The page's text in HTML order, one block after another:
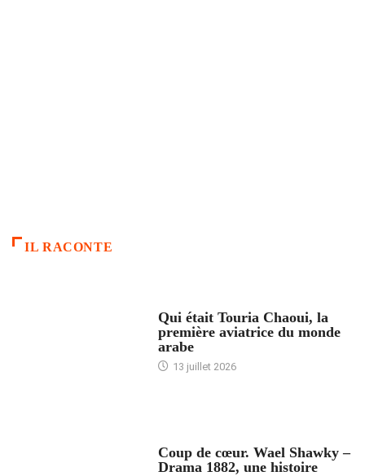
IL RACONTE
Qui était Touria Chaoui, la
première aviatrice du monde
arabe
13 juillet 2026
Coup de cœur. Wael Shawky –
Drama 1882, une histoire